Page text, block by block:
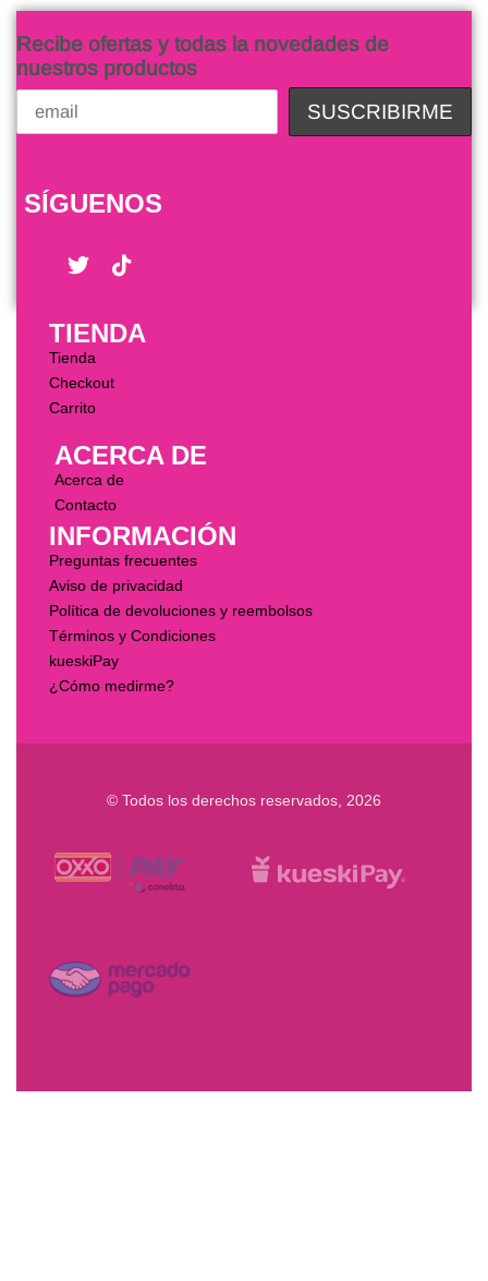
Recibe ofertas y todas la novedades de
nuestros productos
SÍGUENOS
TIENDA
Tienda
Checkout
Carrito
ACERCA DE
Acerca de
Contacto
INFORMACIÓN
Preguntas frecuentes
Aviso de privacidad
Política de devoluciones y reembolsos
Términos y Condiciones
kueskiPay
¿Cómo medirme?
© Todos los derechos reservados, 2026